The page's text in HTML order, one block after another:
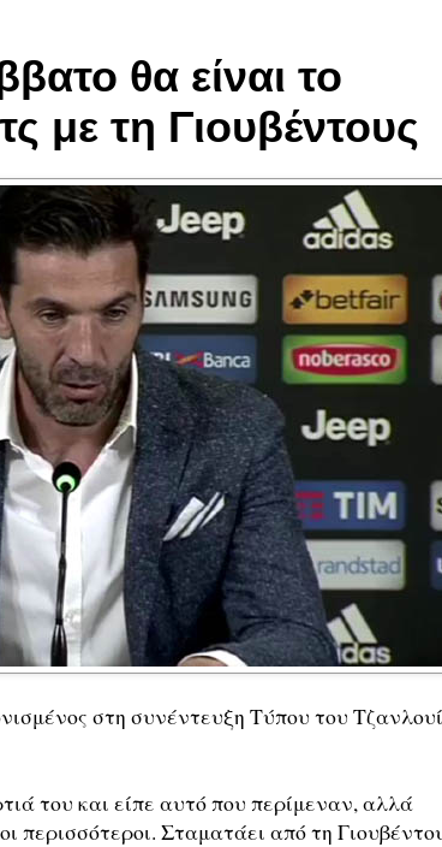
θα είναι το
με τη Γιουβέντους
στη συνέντευξη Τύπου του
του και είπε αυτό που περίμεναν, αλλά
περισσότεροι. Σταματάει από τη